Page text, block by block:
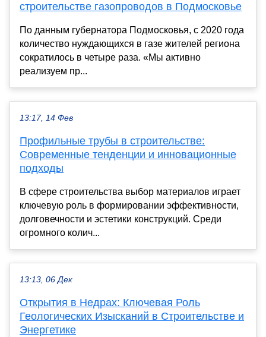
строительстве газопроводов в Подмосковье
По данным губернатора Подмосковья, с 2020 года
количество нуждающихся в газе жителей региона
сократилось в четыре раза. «Мы активно
реализуем пр...
13:17, 14 Фев
Профильные трубы в строительстве:
Современные тенденции и инновационные
подходы
В сфере строительства выбор материалов играет
ключевую роль в формировании эффективности,
долговечности и эстетики конструкций. Среди
огромного колич...
13:13, 06 Дек
Открытия в Недрах: Ключевая Роль
Геологических Изысканий в Строительстве и
Энергетике